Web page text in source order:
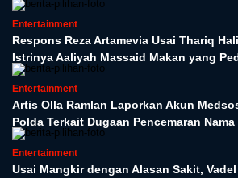
Entertainment
Respons Reza Artamevia Usai Thariq
Istrinya Aaliyah Massaid Makan yang
Entertainment
Artis Olla Ramlan Laporkan Akun
Polda Terkait Dugaan Pencemaran Nama
Entertainment
Usai Mangkir dengan Alasan Sakit,